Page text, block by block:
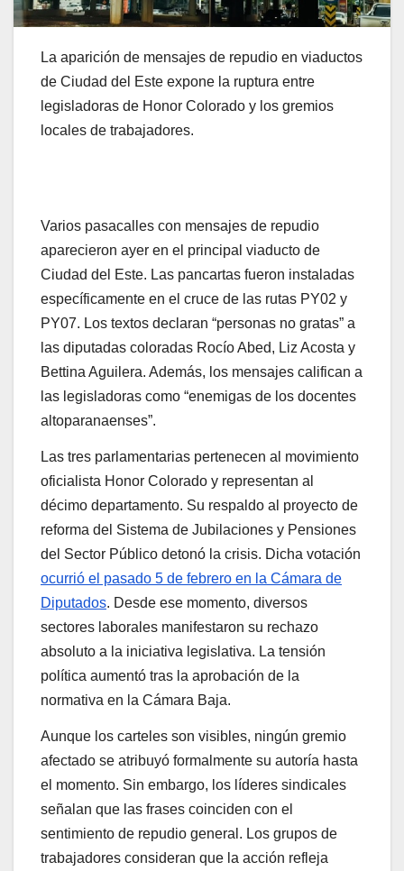
La aparición de mensajes de repudio en viaductos
de Ciudad del Este expone la ruptura entre
legisladoras de Honor Colorado y los gremios
locales de trabajadores.
Varios pasacalles con mensajes de repudio
aparecieron ayer en el principal viaducto de
Ciudad del Este. Las pancartas fueron instaladas
específicamente en el cruce de las rutas PY02 y
PY07. Los textos declaran “personas no gratas” a
las diputadas coloradas Rocío Abed, Liz Acosta y
Bettina Aguilera. Además, los mensajes califican a
las legisladoras como “enemigas de los docentes
altoparanaenses”.
Las tres parlamentarias pertenecen al movimiento
oficialista Honor Colorado y representan al
décimo departamento. Su respaldo al proyecto de
reforma del Sistema de Jubilaciones y Pensiones
del Sector Público detonó la crisis. Dicha votación
ocurrió el pasado 5 de febrero en la Cámara de
Diputados. Desde ese momento, diversos
sectores laborales manifestaron su rechazo
absoluto a la iniciativa legislativa. La tensión
política aumentó tras la aprobación de la
normativa en la Cámara Baja.
Aunque los carteles son visibles, ningún gremio
afectado se atribuyó formalmente su autoría hasta
el momento. Sin embargo, los líderes sindicales
señalan que las frases coinciden con el
sentimiento de repudio general. Los grupos de
trabajadores consideran que la acción refleja